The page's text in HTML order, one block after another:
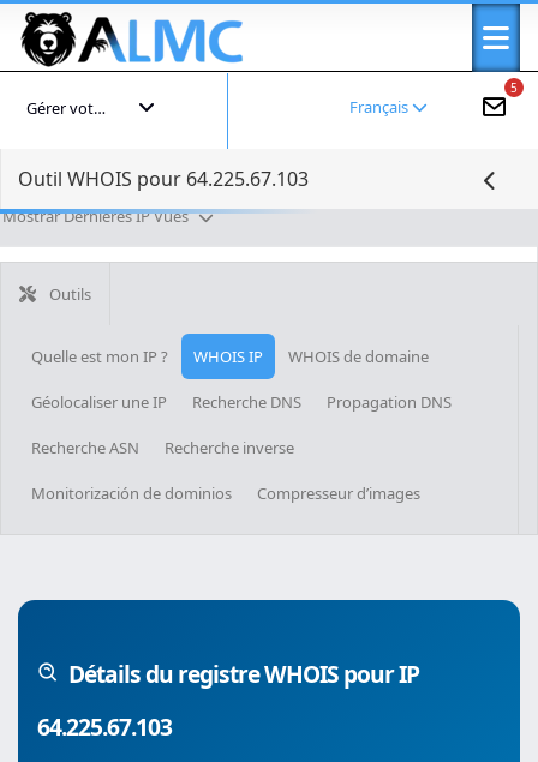
5
Français
Gérer votre compte
Outil WHOIS pour 64.225.67.103
Mostrar Dernières IP Vues
Outils
Quelle est mon IP ? WHOIS IP WHOIS de domaine
Géolocaliser une IP Recherche DNS Propagation DNS
Recherche ASN Recherche inverse
Monitorización de dominios Compresseur d’images
Détails du registre WHOIS pour IP
64.225.67.103